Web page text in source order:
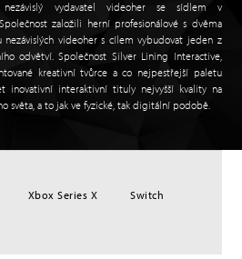
vydavatel videoher se sídlem v
založili herní profesionálové s dvěma
videoher s cílem vybudovat jeden z
odvětví. Společnost Silver Lining Interactive,
kreativní tvůrce a co nejpestřejší paletu
inovativní interaktivní tituly nejvyšší kvality na
světa, a to jak ve fyzické, tak digitální podobě.
Xbox Series X Switch